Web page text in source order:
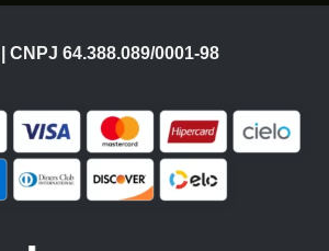
64.388.089/0001-98